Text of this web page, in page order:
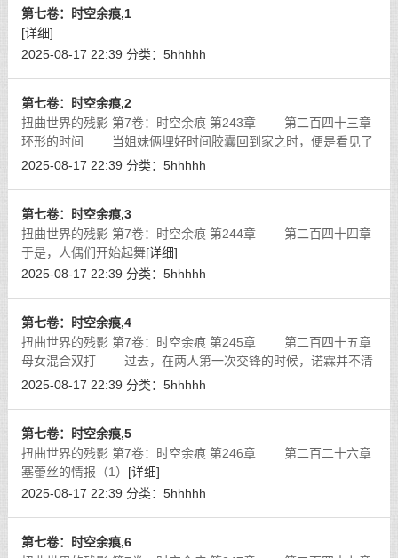
第七卷：时空余痕,1
[详细]
2025-08-17 22:39 分类： 5hhhhh
第七卷：时空余痕,2
扭曲世界的残影 第7卷：时空余痕 第243章 第二百四十三章
环形的时间 当姐妹俩埋好时间胶囊回到家之时，便是看见了
此时已经坐在餐桌前，正在与菲娅聊天的艾莉希雅了。
2025-08-17 22:39 分类： 5hhhhh
第七卷：时空余痕,3
扭曲世界的残影 第7卷：时空余痕 第244章 第二百四十四章
于是，人偶们开始起舞[详细]
2025-08-17 22:39 分类： 5hhhhh
第七卷：时空余痕,4
扭曲世界的残影 第7卷：时空余痕 第245章 第二百四十五章
母女混合双打 过去，在两人第一次交锋的时候，诺霖并不清
楚塞蕾丝的实力，对于她的佩剑约束之堕天使Aurel更是一无所
2025-08-17 22:39 分类： 5hhhhh
第七卷：时空余痕,5
扭曲世界的残影 第7卷：时空余痕 第246章 第二百二十六章
塞蕾丝的情报（1） [详细]
2025-08-17 22:39 分类： 5hhhhh
第七卷：时空余痕,6